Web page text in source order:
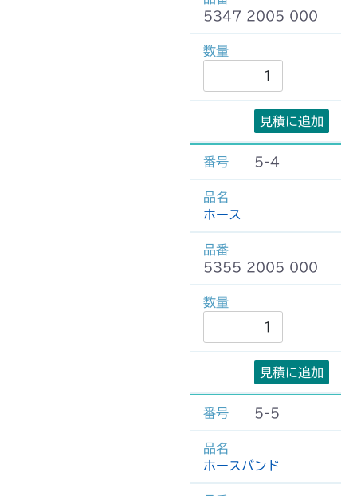
5347 2005 000
見積に追加
5-4
ホース
5355 2005 000
見積に追加
5-5
ホースバンド